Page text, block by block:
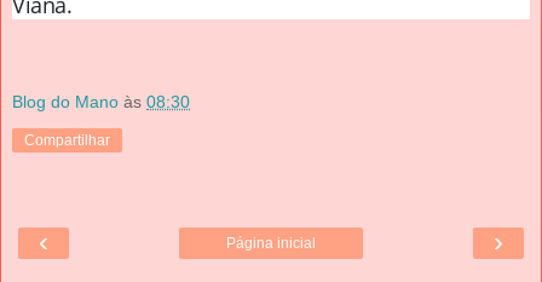
Blog do Mano às 08:30
Compartilhar
‹ ›
Página inicial